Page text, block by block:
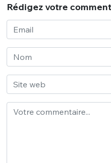
Rédigez votre